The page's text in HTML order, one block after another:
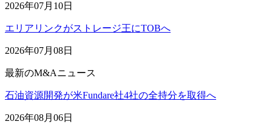
2026年07月10日
エリアリンクがストレージ王にTOBへ
2026年07月08日
最新のM&Aニュース
石油資源開発が米Fundare社4社の全持分を取得へ
2026年08月06日